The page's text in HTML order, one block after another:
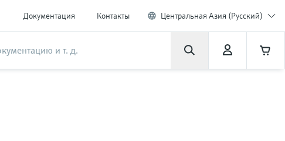
Документация Контакты Центральная Азия (Русский)